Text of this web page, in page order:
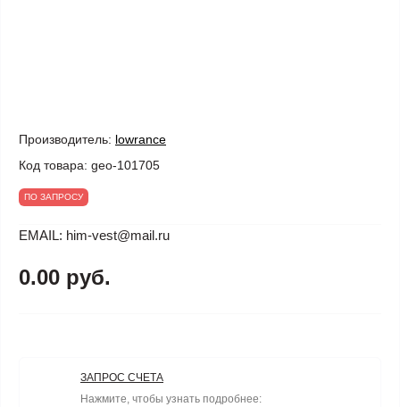
Производитель: lowrance
Код товара: geo-101705
ПО ЗАПРОСУ
EMAIL: him-vest@mail.ru
0.00 руб.
ЗАПРОС СЧЕТА
Нажмите, чтобы узнать подробнее: